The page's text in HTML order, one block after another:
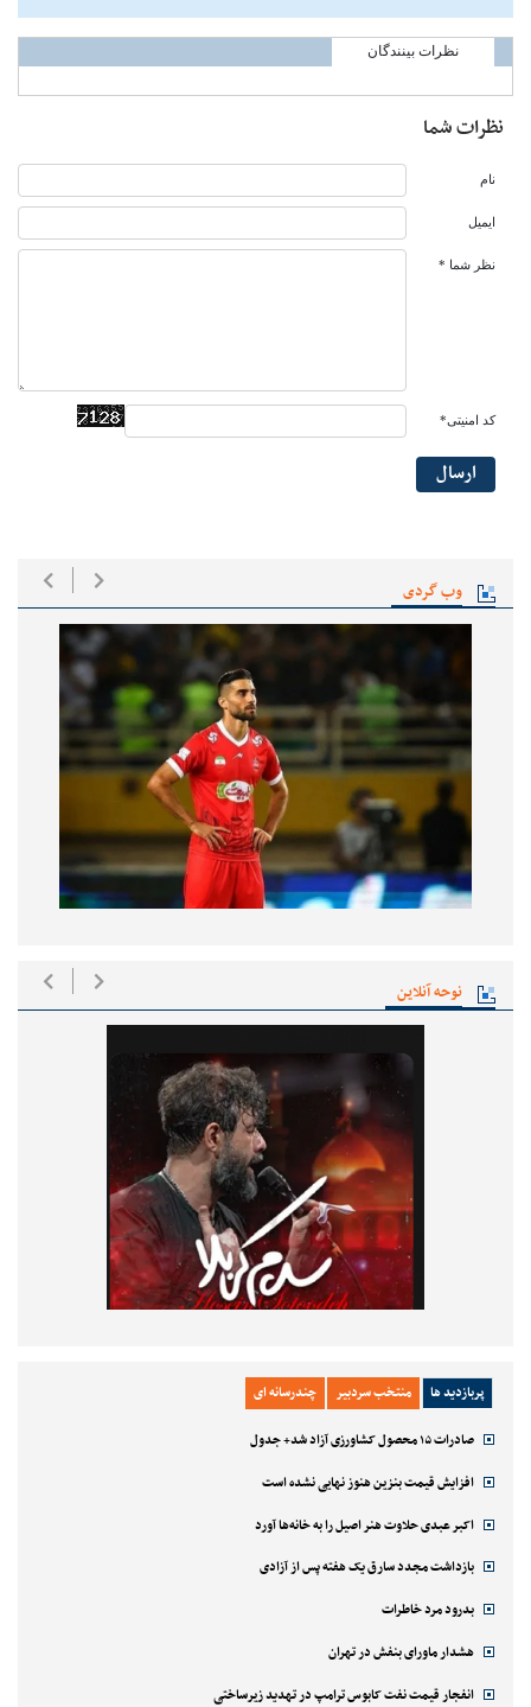
وب گردی
نوحه آنلاین
پربازدید ها منتخب سردبیر چندرسانه ای
صادرات ۱۵ محصول کشاورزی آزاد شد+ جدول
افزایش قیمت بنزین هنوز نهایی نشده است
اکبر عبدی حلاوت هنر اصیل را به خانه‌ها آورد
بازداشت مجدد سارق یک هفته پس از آزادی
بدرود مرد خاطرات
هشدار ماورای بنفش در تهران
انفجار قیمت نفت کابوس ترامپ در تهدید زیرساختی
نظرات بینندگان
نظرات شما
نام
ایمیل
نظر شما *
کد امنیتی*
ارسال